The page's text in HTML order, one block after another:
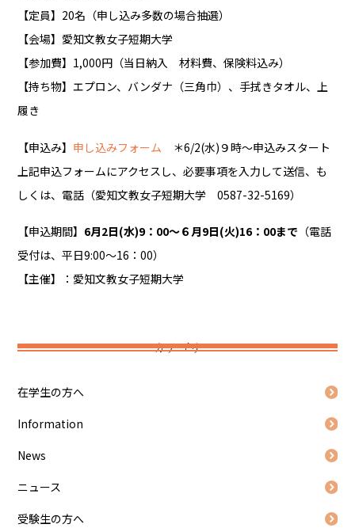
【定員】20名（申し込み多数の場合抽選）
【会場】愛知文教女子短期大学
【参加費】1,000円（当日納入 材料費、保険料込み）
【持ち物】エプロン、バンダナ（三角巾）、手拭きタオル、上
履き
【申込み】 申し込みフォーム ＊6/2(水)９時～申込みスタート
上記申込フォームにアクセスし、必要事項を入力して送信、も
しくは、電話（愛知文教女子短期大学 0587-32-5169）
【申込期間】 6月2日(水)9：00～６月9日(火)16：00まで （電話
受付は、平日9:00～16：00）
【主催】：愛知文教女子短期大学
カテゴリ
在学生の方へ
Information
News
ニュース
受験生の方へ